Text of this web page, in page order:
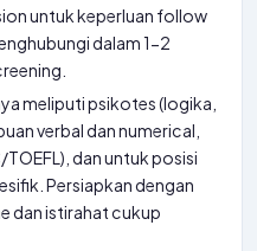
untuk keperluan follow
dalam 1-2
meliputi psikotes (logika,
verbal dan numerical,
dan untuk posisi
Persiapkan dengan
dan istirahat cukup